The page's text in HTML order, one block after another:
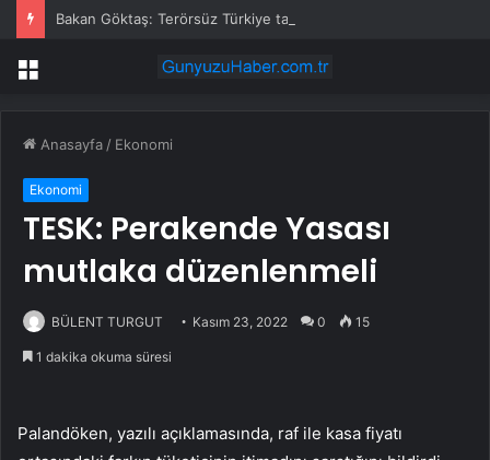
Bakan Göktaş: Terörsüz Türkiye tarihi bir adımdır
Menü
Anasayfa / Ekonomi
Ekonomi
TESK: Perakende Yasası
mutlaka düzenlenmeli
BÜLENT TURGUT Kasım 23, 2022 0 15
1 dakika okuma süresi
Palandöken, yazılı açıklamasında, raf ile kasa fiyatı